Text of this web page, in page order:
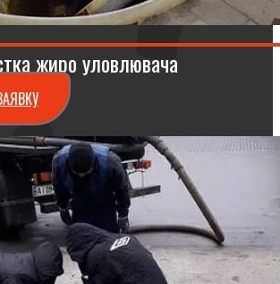
жиро уловлювача